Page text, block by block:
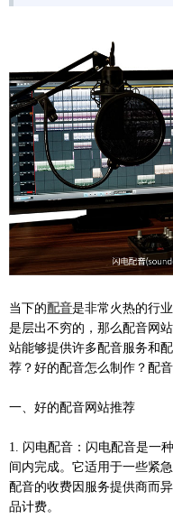
当下的配音是非常火热的行
是层出不穷的，那么配音网
站能够提供许多配音服务和
荐？好的配音怎么制作？配
一、好的配音网站推荐
1. 闪电配音：闪电配音是一
间内完成。它适用于一些紧
配音的收费因服务提供商而
品计费。